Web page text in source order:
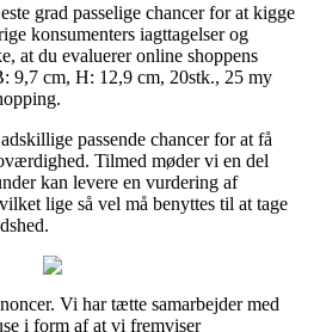
grad passelige chancer for at kigge
konsumenters iagttagelser og
at du evaluerer online shoppens
9,7 cm, H: 12,9 cm, 20stk., 25 my
passende chancer for at få
Tilmed møder vi en del
kan levere en vurdering af
lige så vel må benyttes til at tage
Vi har tætte samarbejder med
i form af at vi fremviser